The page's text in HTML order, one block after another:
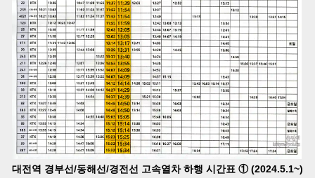
대전역 경부선/동해선/경전선 고속열차 하행 시간표 ① (2024.5.1~)